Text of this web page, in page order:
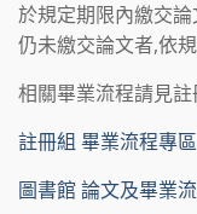
於規定期限內繳交
仍未繳交論文者,依
相關畢業流程請見註
註冊組 畢業流程專區
圖書館 論文及畢業